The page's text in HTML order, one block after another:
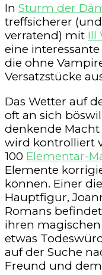
In Sturm der
treffsicherer
verratend) mit Ill
eine
die ohne
Versatzstücke
Das Wetter auf
oft an sich
denkende
wird kontrolliert
100 Elementar-
Elemente
können. Einer
Hauptfigur,
Romans
ihren
etwas
auf der Suche
Freund und